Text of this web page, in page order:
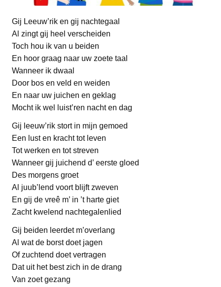
Gij Leeuw’rik en gij nachtegaal
Al zingt gij heel verscheiden
Toch hou ik van u beiden
En hoor graag naar uw zoete taal
Wanneer ik dwaal
Door bos en veld en weiden
En naar uw juichen en geklag
Mocht ik wel luist’ren nacht en dag
Gij leeuw’rik stort in mijn gemoed
Een lust en kracht tot leven
Tot werken en tot streven
Wanneer gij juichend d’ eerste gloed
Des morgens groet
Al juub’lend voort blijft zweven
En gij de vreê m’ in ’t harte giet
Zacht kwelend nachtegalenlied
Gij beiden leerdet m’overlang
Al wat de borst doet jagen
Of zuchtend doet vertragen
Dat uit het best zich in de drang
Van zoet gezang